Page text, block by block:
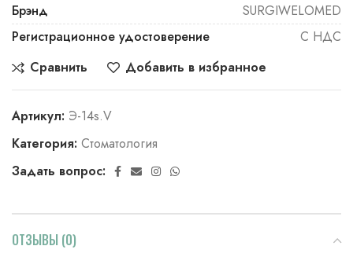
Брэнд
SURGIWELOMED
Регистрационное удостоверение
С НДС
Сравнить
Добавить в избранное
Артикул: Э-14s.V
Категория: Стоматология
Задать вопрос:
ОТЗЫВЫ (0)